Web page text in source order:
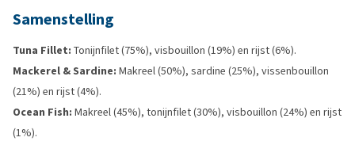
Samenstelling
Tuna Fillet: Tonijnfilet (75%), visbouillon (19%) en rijst (6%).
Mackerel & Sardine: Makreel (50%), sardine (25%), vissenbouillon
(21%) en rijst (4%).
Ocean Fish: Makreel (45%), tonijnfilet (30%), visbouillon (24%) en rijst
(1%).